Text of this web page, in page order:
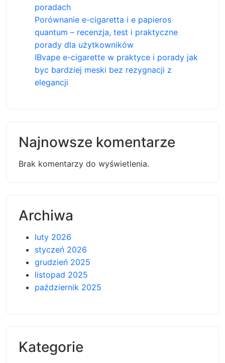
poradach
Porównanie e-cigaretta i e papieros
quantum – recenzja, test i praktyczne
porady dla użytkowników
IBvape e-cigarette w praktyce i porady jak
byc bardziej meski bez rezygnacji z
elegancji
Najnowsze komentarze
Brak komentarzy do wyświetlenia.
Archiwa
luty 2026
styczeń 2026
grudzień 2025
listopad 2025
październik 2025
Kategorie